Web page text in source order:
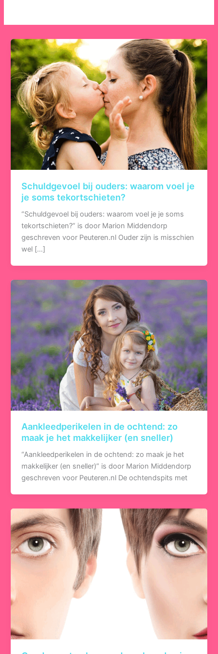
Schuldgevoel bij ouders: waarom voel je
je soms tekortschieten?
“Schuldgevoel bij ouders: waarom voel je je soms
tekortschieten?” is door Marion Middendorp
geschreven voor Peuteren.nl Ouder zijn is misschien
wel […]
Aankleedperikelen in de ochtend: zo
maak je het makkelijker (en sneller)
“Aankleedperikelen in de ochtend: zo maak je het
makkelijker (en sneller)” is door Marion Middendorp
geschreven voor Peuteren.nl De ochtendspits met